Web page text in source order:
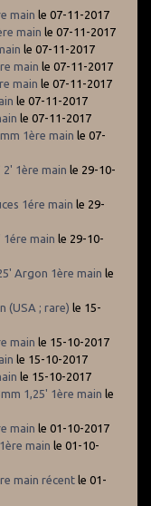
main le 07-11-2017
main le 07-11-2017
le 07-11-2017
main le 07-11-2017
main le 07-11-2017
le 07-11-2017
le 07-11-2017
1ère main le 07-
1ère main le 29-10-
1ére main le 29-
1ére main le 29-10-
Argon 1ère main le
(USA ; rare) le 15-
main le 15-10-2017
le 15-10-2017
le 15-10-2017
1,25' 1ère main le
main le 01-10-2017
main le 01-10-
main récent le 01-